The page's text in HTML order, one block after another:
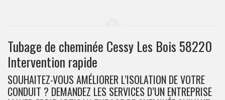
Tubage de cheminée Cessy Les Bois 58220
Intervention rapide
SOUHAITEZ-VOUS AMÉLIORER L’ISOLATION DE VOTRE
CONDUIT ? DEMANDEZ LES SERVICES D’UN ENTREPRISE